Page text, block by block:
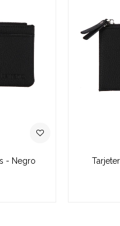
- Negro